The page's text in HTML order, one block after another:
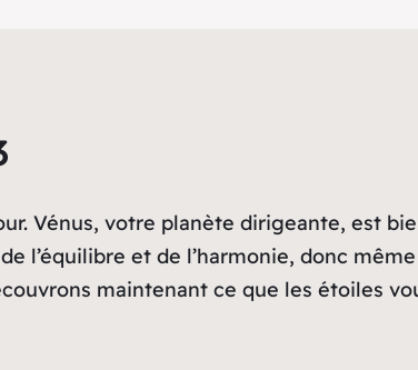
Vénus, votre planète dirigeante, est
l’équilibre et de l’harmonie, donc
maintenant ce que les étoiles